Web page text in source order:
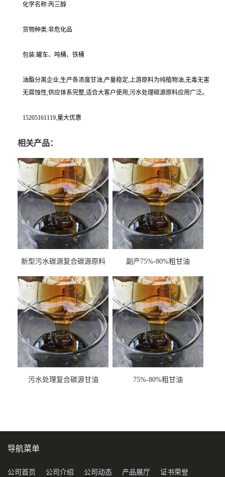
化学名称:丙三醇
货物种类:非危化品
包装:罐车、吨桶、铁桶
油酯分离企业,生产各浓度甘油,产量稳定,上游原料为纯植物油,无毒无害
无腐蚀性,供应体系完整,适合大客户使用,污水处理碳源原料应用广泛。
15205161119,量大优惠
相关产品：
新型污水碳源复合碳源原料
副产75%-80%粗甘油
污水处理复合碳源甘油
75%-80%粗甘油
导航菜单
公司首页 公司介绍 公司动态 产品展厅 证书荣誉